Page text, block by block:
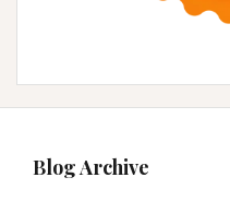
Blog Archive